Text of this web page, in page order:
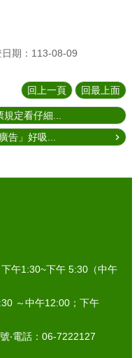
日期：113-08-09
回上一頁 回最上面
定看仔細...
告」好吸...
午1:30~下午 5:30（中午
～中午12:00；下午
‧電話：06-7222127